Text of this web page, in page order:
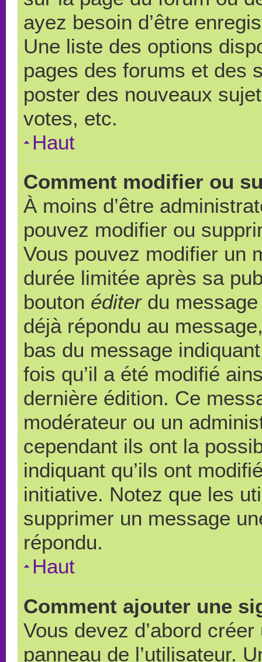
ayez besoin d’être
Une liste des options
pages des forums et des
poster des nouveaux
votes, etc.
Haut
Comment modifier ou
À moins d’être
pouvez modifier ou
Vous pouvez modifier un
durée limitée après sa
bouton éditerdu message
déjà répondu au
bas du message
fois qu’il a été modifié
dernière édition. Ce
modérateur ou un
cependant ils ont la
indiquant qu’ils ont
initiative. Notez que les
supprimer un message
répondu.
Haut
Comment ajouter une
Vous devez d’abord
panneau de l’utilisateur.